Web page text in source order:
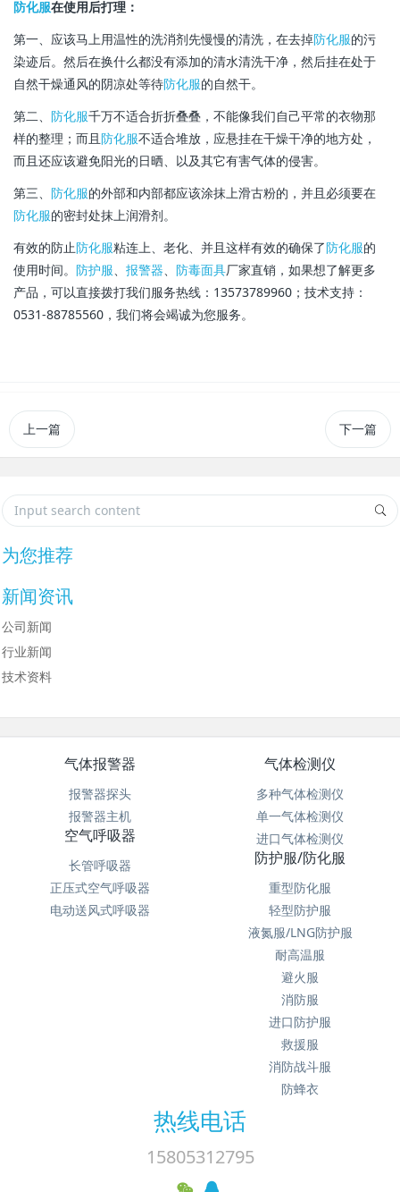
防化服在使用后打理：
第一、应该马上用温性的洗消剂先慢慢的清洗，在去掉防化服的污
染迹后。然后在换什么都没有添加的清水清洗干净，然后挂在处于
自然干燥通风的阴凉处等待防化服的自然干。
第二、 防化服千万不适合折折叠叠，不能像我们自己平常的衣物那
样的整理；而且防化服不适合堆放，应悬挂在干燥干净的地方处，
而且还应该避免阳光的日晒、以及其它有害气体的侵害。
第三、 防化服的外部和内部都应该涂抹上滑古粉的，并且必须要在
防化服的密封处抹上润滑剂。
有效的防止防化服粘连上、老化、并且这样有效的确保了防化服的
使用时间。 防护服、 报警器、 防毒面具厂家直销，如果想了解更多
产品，可以直接拨打我们服务热线：13573789960；技术支持：
0531-88785560，我们将会竭诚为您服务。
上一篇 下一篇
为您推荐
新闻资讯
公司新闻
行业新闻
技术资料
气体报警器
报警器探头
报警器主机
气体检测仪
多种气体检测仪
单一气体检测仪
进口气体检测仪
空气呼吸器
长管呼吸器
正压式空气呼吸器
电动送风式呼吸器
防护服/防化服
重型防化服
轻型防护服
液氮服/LNG防护服
耐高温服
避火服
消防服
进口防护服
救援服
消防战斗服
防蜂衣
热线电话
15805312795